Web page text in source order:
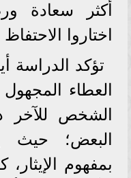
أكثر سعادة
اختاروا
تؤكد الدراسة
العطاء المجهول
الشخص للآخر
البعض؛ حيث
بمفهوم